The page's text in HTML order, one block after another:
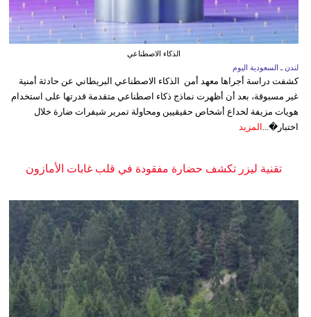
الذكاء الاصطناعي
لندن ـ السعودية اليوم
كشفت دراسة أجراها معهد أمن الذكاء الاصطناعي البريطاني عن حادثة أمنية
غير مسبوقة، بعد أن أظهرت نماذج ذكاء اصطناعي متقدمة قدرتها على استخدام
هويات مزيفة لخداع أشخاص حقيقيين ومحاولة تمرير شيفرات ضارة خلال
اختبار�...
المزيد
تقنية ليزر تكشف حضارة مفقودة في قلب غابات الأمازون